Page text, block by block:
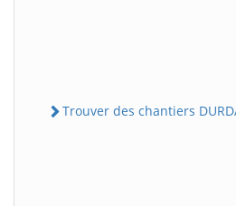
Trouver des chantiers